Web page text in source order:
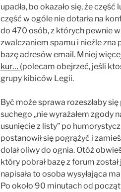
upadła, bo okazało się, że
część w ogóle nie dotarła na
do 470 osób, z których pewnie
zwalczaniem spamu i nieźle zna
bazę adresów email. Mniej
kur… (polecam obejrzeć, jeśli
grupy kibiców Legii.
Być może sprawa rozeszłaby
suchego „nie wyrażałem zgody
usunięcie z listy” po
postanowił się pogrążyć i
dolał oliwy do ognia. Otóż
który pobrał bazę z forum
napisała to osoba wysyłająca
Po około 90 minutach od